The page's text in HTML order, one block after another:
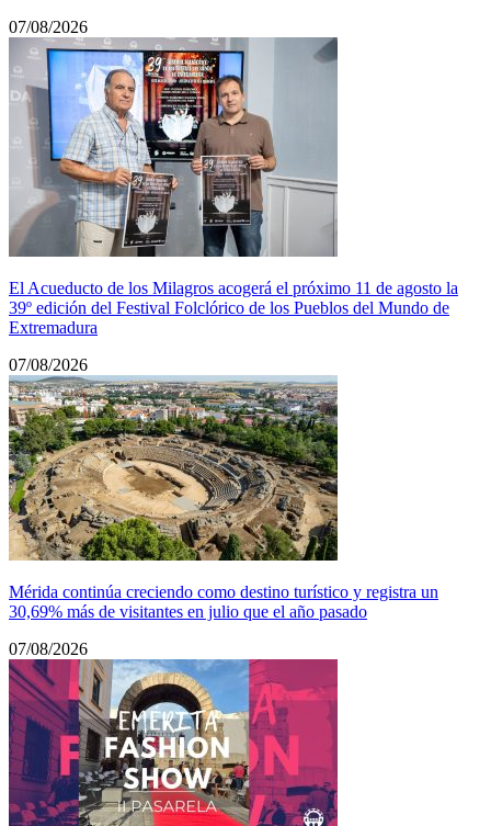
07/08/2026
El Acueducto de los Milagros acogerá el próximo 11 de agosto la
39º edición del Festival Folclórico de los Pueblos del Mundo de
Extremadura
07/08/2026
Mérida continúa creciendo como destino turístico y registra un
30,69% más de visitantes en julio que el año pasado
07/08/2026